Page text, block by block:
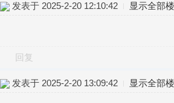
发表于 2025-2-20 12:10:42 显示全部
回复
发表于 2025-2-20 13:09:42 显示全部